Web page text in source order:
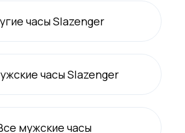
часы Slazenger
часы Slazenger
мужские часы